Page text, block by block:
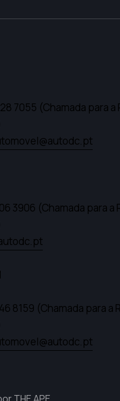
7055 (Chamada para a
3906 (Chamada para a
8159 (Chamada para a